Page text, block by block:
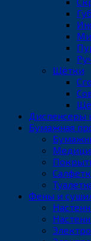
Щётки
Диспенсеры
Бумажная
Фены и